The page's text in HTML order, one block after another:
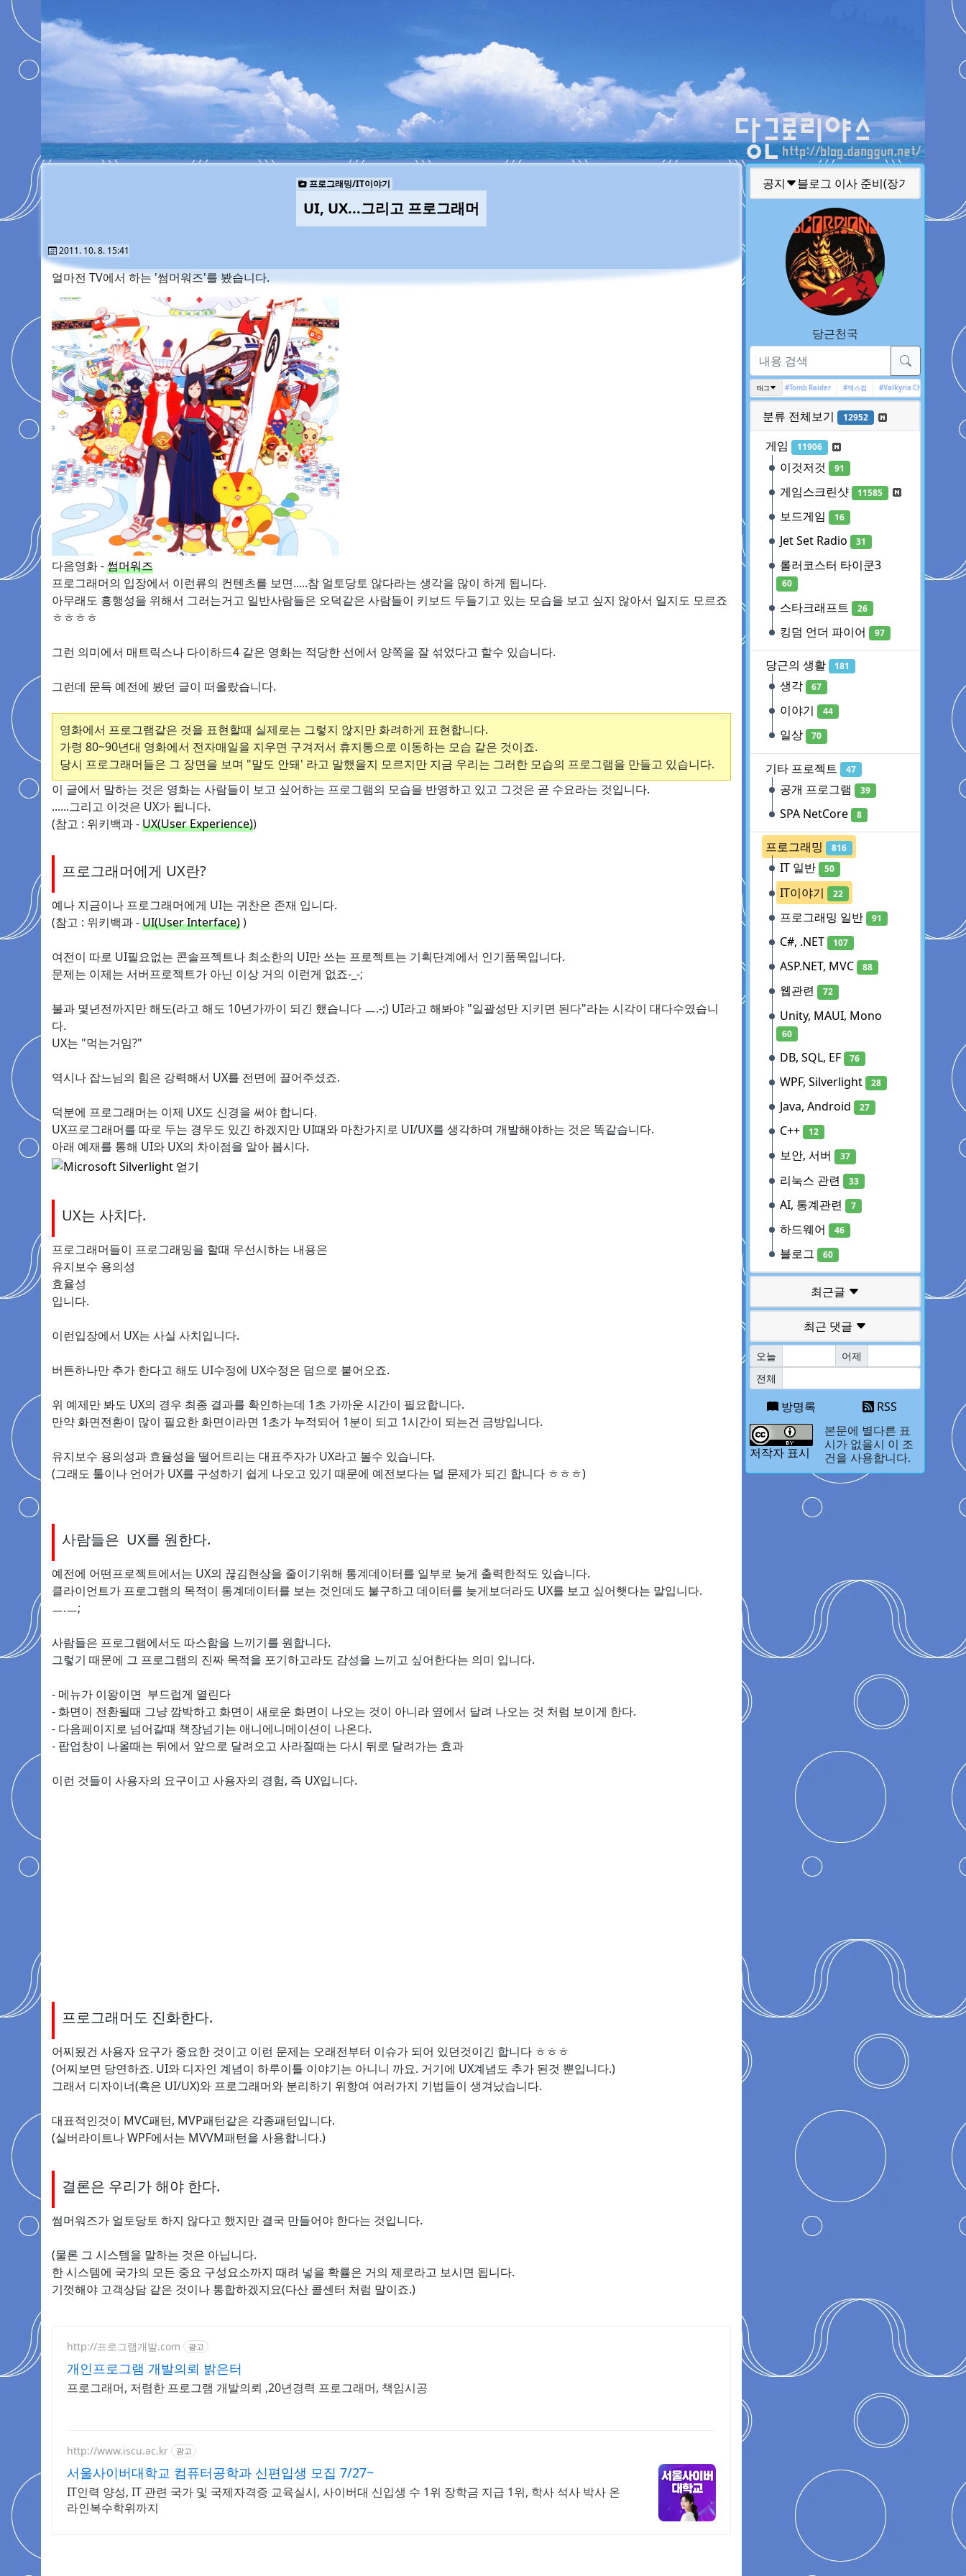
공지 글 퍼가실때 주의 사항
당근천국
태그
#인디게임 #Tomb Raider #엑스컴 #Valkyria Chronicles
분류 전체보기 12952
게임 11906
이것저것 91
게임스크린샷 11585
보드게임 16
Jet Set Radio 31
롤러코스터 타이쿤3
60
스타크래프트 26
킹덤 언더 파이어 97
당근의 생활 181
생각 67
이야기 44
일상 70
기타 프로젝트 47
공개 프로그램 39
SPA NetCore 8
프로그래밍 816
IT 일반 50
IT이야기 22
프로그래밍 일반 91
C#, .NET 107
ASP.NET, MVC 88
웹관련 72
Unity, MAUI, Mono
60
DB, SQL, EF 76
WPF, Silverlight 28
Java, Android 27
C++ 12
보안, 서버 37
리눅스 관련 33
AI, 통계관련 7
하드웨어 46
블로그 60
최근글
최근 댓글
오늘
어제
전체
방명록 RSS
저작자 표시
본문에 별다른 표
시가 없을시 이 조
건을 사용합니다.
프로그래밍/IT이야기
UI, UX...그리고 프로그래머
2011. 10. 8. 15:41
얼마전 TV에서 하는 '썸머워즈'를 봤습니다.
다음영화 -썸머워즈
프로그래머의 입장에서 이런류의 컨텐츠를 보면.....참 얼토당토 않다라는 생각을 많이 하게 됩니다.
아무래도 흥행성을 위해서 그러는거고 일반사람들은 오덕같은 사람들이 키보드 두들기고 있는 모습을 보고 싶지 않아서 일지도 모르죠
ㅎㅎㅎㅎ
그런 의미에서 매트릭스나 다이하드4 같은 영화는 적당한 선에서 양쪽을 잘 섞었다고 할수 있습니다.
그런데 문득 예전에 봤던 글이 떠올랐습니다.
영화에서 프로그램같은 것을 표현할때 실제로는 그렇지 않지만 화려하게 표현합니다.
가령 80~90년대 영화에서 전자매일을 지우면 구겨저서 휴지통으로 이동하는 모습 같은 것이죠.
당시 프로그래머들은 그 장면을 보며 "말도 안돼' 라고 말했을지 모르지만 지금 우리는 그러한 모습의 프로그램을 만들고 있습니다.
이 글에서 말하는 것은 영화는 사람들이 보고 싶어하는 프로그램의 모습을 반영하고 있고 그것은 곧 수요라는 것입니다.
......그리고 이것은 UX가 됩니다.
(참고 : 위키백과 -UX(User Experience))
프로그래머에게 UX란?
예나 지금이나 프로그래머에게 UI는 귀찬은 존재 입니다.
(참고 : 위키백과 -UI(User Interface))
여전이 따로 UI필요없는 콘솔프젝트나 최소한의 UI만 쓰는 프로젝트는 기획단계에서 인기품목입니다.
문제는 이제는 서버프로젝트가 아닌 이상 거의 이런게 없죠-_-;
불과 몇년전까지만 해도(라고 해도 10년가까이 되긴 했습니다 ㅡ.-;) UI라고 해봐야 "일괄성만 지키면 된다"라는 시각이 대다수였습니
다.
UX는 "먹는거임?"
역시나 잡느님의 힘은 강력해서 UX를 전면에 끌어주셨죠.
덕분에 프로그래머는 이제 UX도 신경을 써야 합니다.
UX프로그래머를 따로 두는 경우도 있긴 하겠지만 UI때와 마찬가지로 UI/UX를 생각하며 개발해야하는 것은 똑같습니다.
아래 예재를 통해 UI와 UX의 차이점을 알아 봅시다.
UX는 사치다.
프로그래머들이 프로그래밍을 할때 우선시하는 내용은
유지보수 용의성
효율성
입니다.
이런입장에서 UX는 사실 사치입니다.
버튼하나만 추가 한다고 해도 UI수정에 UX수정은 덤으로 붙어오죠.
위 예제만 봐도 UX의 경우 최종 결과를 확인하는데 1초 가까운 시간이 필요합니다.
만약 화면전환이 많이 필요한 화면이라면 1초가 누적되어 1분이 되고 1시간이 되는건 금방입니다.
유지보수 용의성과 효율성을 떨어트리는 대표주자가 UX라고 볼수 있습니다.
(그래도 툴이나 언어가 UX를 구성하기 쉽게 나오고 있기 때문에 예전보다는 덜 문제가 되긴 합니다 ㅎㅎㅎ)
사람들은 UX를 원한다.
예전에 어떤프로젝트에서는 UX의 끊김현상을 줄이기위해 통계데이터를 일부로 늦게 출력한적도 있습니다.
클라이언트가 프로그램의 목적이 통계데이터를 보는 것인데도 불구하고 데이터를 늦게보더라도 UX를 보고 싶어햇다는 말입니다.
ㅡ.ㅡ;
사람들은 프로그램에서도 따스함을 느끼기를 원합니다.
그렇기 때문에 그 프로그램의 진짜 목적을 포기하고라도 감성을 느끼고 싶어한다는 의미 입니다.
- 메뉴가 이왕이면 부드럽게 열린다
- 화면이 전환될때 그냥 깜박하고 화면이 새로운 화면이 나오는 것이 아니라 옆에서 달려 나오는 것 처럼 보이게 한다.
- 다음페이지로 넘어갈때 책장넘기는 애니에니메이션이 나온다.
- 팝업창이 나올때는 뒤에서 앞으로 달려오고 사라질때는 다시 뒤로 달려가는 효과
이런 것들이 사용자의 요구이고 사용자의 경험, 즉 UX입니다.
프로그래머도 진화한다.
어찌됬건 사용자 요구가 중요한 것이고 이런 문제는 오래전부터 이슈가 되어 있던것이긴 합니다 ㅎㅎㅎ
(어찌보면 당연하죠. UI와 디자인 계념이 하루이틀 이야기는 아니니 까요. 거기에 UX계념도 추가 된것 뿐입니다.)
그래서 디자이너(혹은 UI/UX)와 프로그래머와 분리하기 위항여 여러가지 기법들이 생겨났습니다.
대표적인것이 MVC패턴, MVP패턴같은 각종패턴입니다.
(실버라이트나 WPF에서는 MVVM패턴을 사용합니다.)
결론은 우리가 해야 한다.
썸머워즈가 얼토당토 하지 않다고 했지만 결국 만들어야 한다는 것입니다.
(물론 그 시스템을 말하는 것은 아닙니다.
한 시스템에 국가의 모든 중요 구성요소까지 때려 넣을 확률은 거의 제로라고 보시면 됩니다.
기껏해야 고객상담 같은 것이나 통합하겠지요(다산 콜센터 처럼 말이죠.)
http://프로그램개발.com 광고
개인프로그램 개발의뢰 밝은터
프로그래머, 저렴한 프로그램 개발의뢰 ,20년경력 프로그래머, 책임시공
http://www.iscu.ac.kr 광고
서울사이버대학교 컴퓨터공학과 신편입생 모집 7/27~
IT인력 양성, IT 관련 국가 및 국제자격증 교육실시, 사이버대 신입생 수 1위 장학금 지급 1위, 학사 석사 박사 온
라인복수학위까지